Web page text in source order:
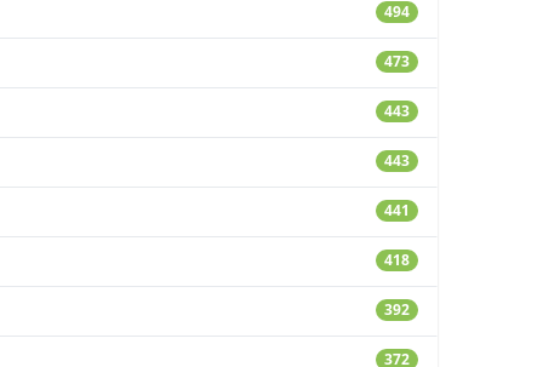
494
473
443
443
441
418
392
372